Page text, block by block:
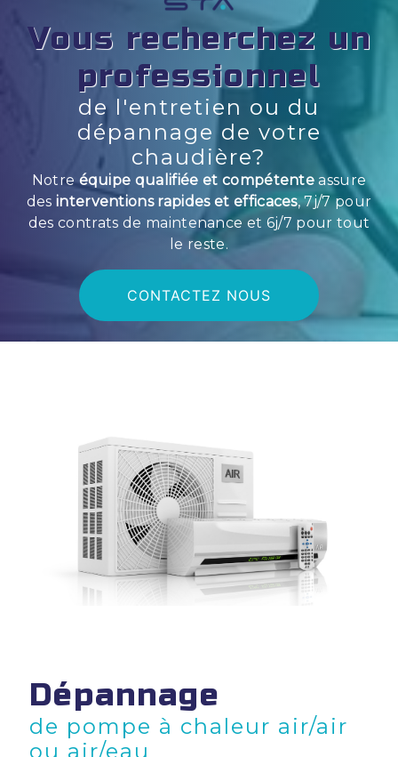
Vous recherchez un
professionnel
de l'entretien ou du
dépannage de votre
chaudière?
Notreéquipe qualifiée et compétente assure
des interventions rapides et efficaces, 7j/7 pour
des contrats de maintenance et 6j/7 pour tout
le reste.
CONTACTEZ NOUS
Dépannage
de pompe à chaleur air/air
ou air/eau